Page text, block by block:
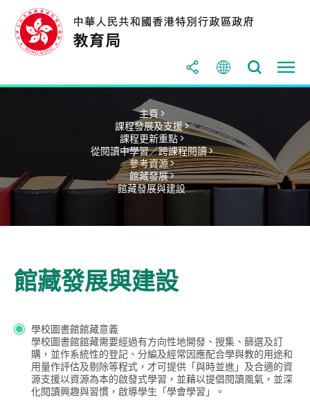
主頁 >
課程發展及支援 >
課程更新重點 >
從閱讀中學習／跨課程閱讀 >
參考資源 >
館藏發展 >
館藏發展與建設
館藏發展與建設
學校圖書館館藏意義
學校圖書館館藏需要經過有方向性地開發、搜集、篩選及訂
購，並作系統性的登記、分編及經常因應配合學與教的用途和
用量作評估及剔除等程式，才可提供「與時並進」及合適的資
源支援以資源為本的啟發式學習，並藉以提倡閱讀風氣，並深
化閱讀興趣與習慣，啟導學生「學會學習」。